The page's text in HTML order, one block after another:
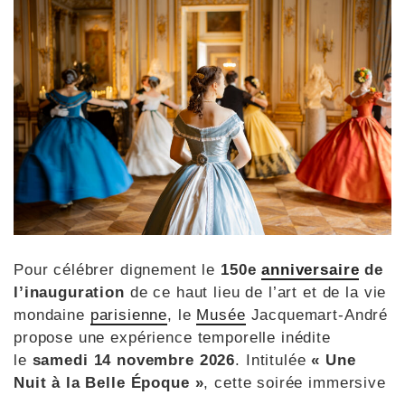
Pour célébrer dignement le 150eanniversaire de
l’inauguration de ce haut lieu de l’art et de la vie
mondaine parisienne, le Musée Jacquemart-André
propose une expérience temporelle inédite
le samedi 14 novembre 2026. Intitulée« Une
Nuit à la Belle Époque », cette soirée immersive